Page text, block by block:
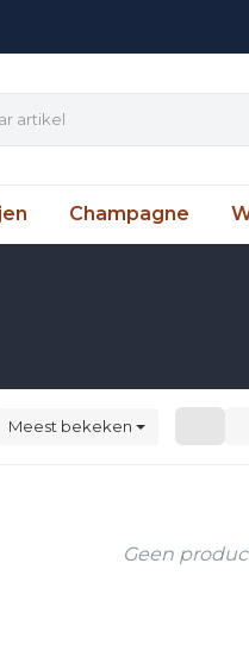
Champagne
Meest bekeken
Geen